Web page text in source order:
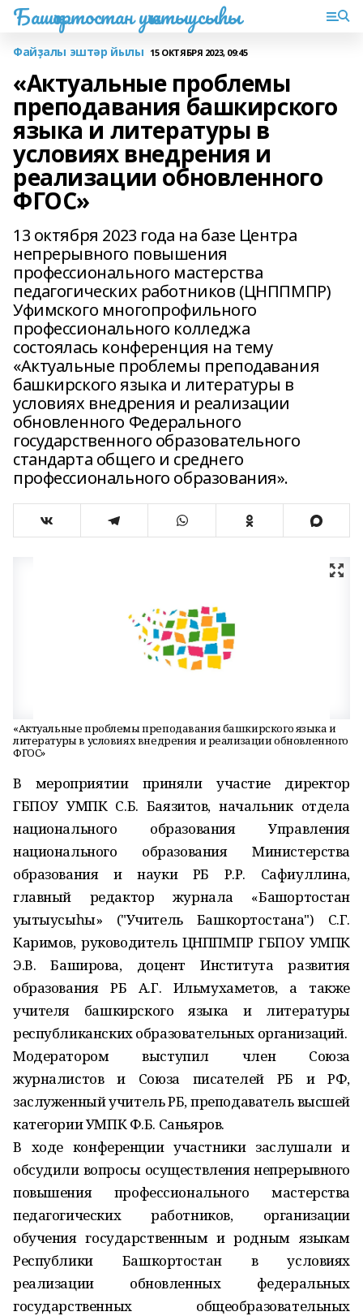
Башҡортостан уҡытыусыһы
Файҙалы эштәр йылы 15 ОКТЯБРЯ 2023, 09:45
«Актуальные проблемы
преподавания башкирского
языка и литературы в
условиях внедрения и
реализации обновленного
ФГОС»
13 октября 2023 года на базе Центра
непрерывного повышения
профессионального мастерства
педагогических работников (ЦНППМПР)
Уфимского многопрофильного
профессионального колледжа
состоялась конференция на тему
«Актуальные проблемы преподавания
башкирского языка и литературы в
условиях внедрения и реализации
обновленного Федерального
государственного образовательного
стандарта общего и среднего
профессионального образования».
«Актуальные проблемы преподавания башкирского языка и
литературы в условиях внедрения и реализации обновленного
ФГОС»
В мероприятии приняли участие директор
ГБПОУ УМПК С.Б. Баязитов, начальник отдела
национального образования Управления
национального образования Министерства
образования и науки РБ Р.Р. Сафиуллина,
главный редактор журнала «Башҡортостан
уҡытыусыһы» ("Учитель Башкортостана") С.Г.
Каримов, руководитель ЦНППМПР ГБПОУ УМПК
Э.В. Баширова, доцент Института развития
образования РБ А.Г. Ильмухаметов, а также
учителя башкирского языка и литературы
республиканских образовательных организаций.
Модератором выступил член Союза
журналистов и Союза писателей РБ и РФ,
заслуженный учитель РБ, преподаватель высшей
категории УМПК Ф.Б. Саньяров.
В ходе конференции участники заслушали и
обсудили вопросы осуществления непрерывного
повышения профессионального мастерства
педагогических работников, организации
обучения государственным и родным языкам
Республики Башкортостан в условиях
реализации обновленных федеральных
государственных общеобразовательных